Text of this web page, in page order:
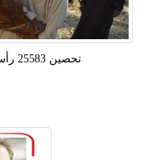
تحصين 25583 رأس ماشية بالغربية ضد الحمى